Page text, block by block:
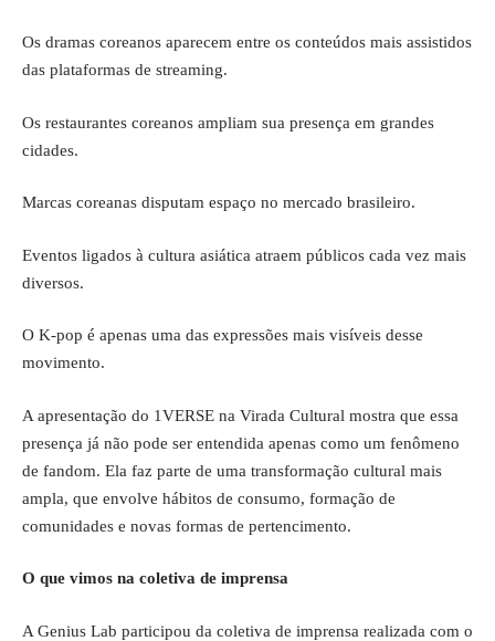
Os dramas coreanos aparecem entre os conteúdos mais assistidos
das plataformas de streaming.
Os restaurantes coreanos ampliam sua presença em grandes
cidades.
Marcas coreanas disputam espaço no mercado brasileiro.
Eventos ligados à cultura asiática atraem públicos cada vez mais
diversos.
O K-pop é apenas uma das expressões mais visíveis desse
movimento.
A apresentação do 1VERSE na Virada Cultural mostra que essa
presença já não pode ser entendida apenas como um fenômeno
de fandom. Ela faz parte de uma transformação cultural mais
ampla, que envolve hábitos de consumo, formação de
comunidades e novas formas de pertencimento.
O que vimos na coletiva de imprensa
A Genius Lab participou da coletiva de imprensa realizada com o